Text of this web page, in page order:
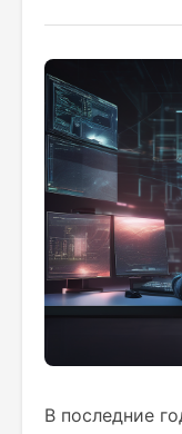
В последние